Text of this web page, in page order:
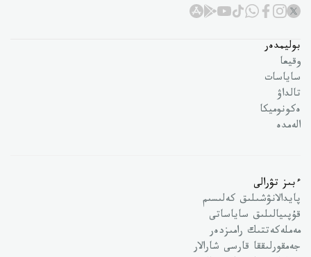
بوليمدەر
وقيعا
ساياسات
تالداۋ
ەكونوميكا
الەمدە
ءبىز تۋرالى
پايدالانۋشىلىق كەلىسىم
قۇپىيالىلىق ساياساتى
مەملەكەتتىك رامىزدەر
جەمقورلىققا قارسى شارالار